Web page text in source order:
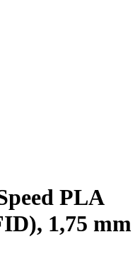
PLA
1,75 mm